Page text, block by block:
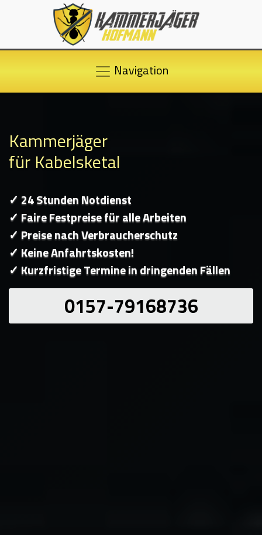
Navigation
Kammerjäger
für Kabelsketal
✓ 24 Stunden Notdienst
✓ Faire Festpreise für alle Arbeiten
✓ Preise nach Verbraucherschutz
✓ Keine Anfahrtskosten!
✓ Kurzfristige Termine in dringenden Fällen
0157-79168736